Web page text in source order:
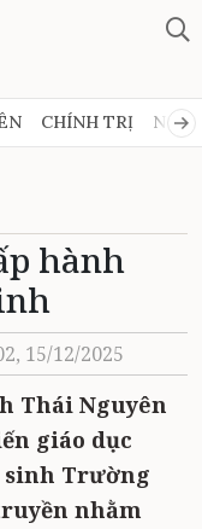
CHÍNH TRỊ NGHỊ
hành
15/12/2025
Thái Nguyên
giáo dục
sinh Trường
nhằm